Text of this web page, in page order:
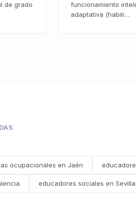
de grado
funcionamiento
adaptativa (habili…
ocupacionales en Jaén
educadores sociales en Sevilla